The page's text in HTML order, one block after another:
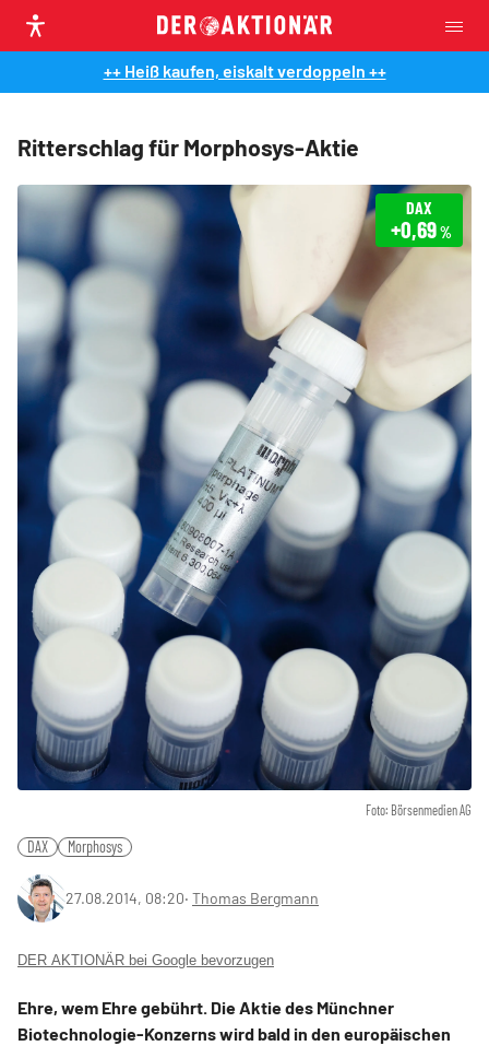
++ Heiß kaufen, eiskalt verdoppeln ++
Ritterschlag für Morphosys-Aktie
Foto: Börsenmedien AG
DAX
+0,69%
DAX Morphosys
27.08.2014, 08:20‧ Thomas Bergmann
DER AKTIONÄR bei Google bevorzugen
Ehre, wem Ehre gebührt. Die Aktie des Münchner
Biotechnologie-Konzerns wird bald in den europäischen